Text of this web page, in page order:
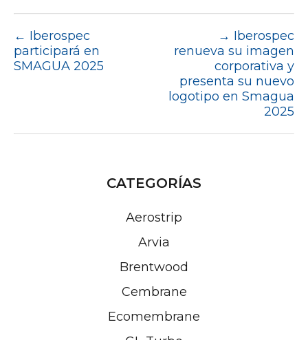
← Iberospec
participará en
SMAGUA 2025
→ Iberospec
renueva su imagen
corporativa y
presenta su nuevo
logotipo en Smagua
2025
CATEGORÍAS
Aerostrip
Arvia
Brentwood
Cembrane
Ecomembrane